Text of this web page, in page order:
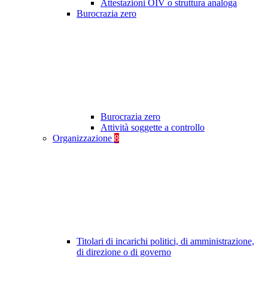
Attestazioni OIV o struttura analoga
Burocrazia zero
Burocrazia zero
Attività soggette a controllo
Organizzazione 8
Titolari di incarichi politici, di amministrazione,
di direzione o di governo